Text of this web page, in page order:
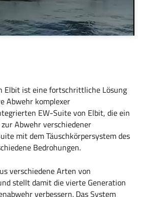
Elbit ist eine fortschrittliche Lösung
Abwehr komplexer
EW-Suite von Elbit, die ein
Abwehr verschiedener
mit dem Täuschkörpersystem des
Bedrohungen.
verschiedene Arten von
stellt damit die vierte Generation
verbessern. Das System